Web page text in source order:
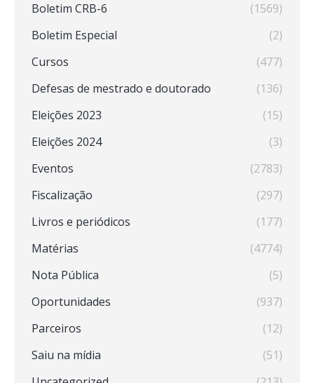
Boletim CRB-6
(1569)
Boletim Especial
(2)
Cursos
(477)
Defesas de mestrado e doutorado
(136)
Eleições 2023
(15)
Eleições 2024
(3)
Eventos
(2783)
Fiscalização
(297)
Livros e periódicos
(177)
Matérias
(4774)
Nota Pública
(5)
Oportunidades
(937)
Parceiros
(12)
Saiu na mídia
(51)